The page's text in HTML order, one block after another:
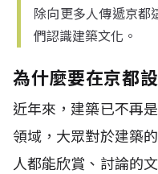
除向更多人傳遞京都
們認識建築文化。
為什麼要在京都
近年來，建築已不再
領域，大眾對於建築
人都能欣賞、討論的